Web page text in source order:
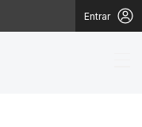
Entrar